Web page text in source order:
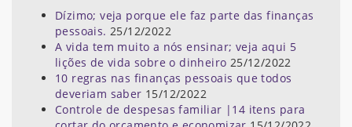
Dízimo; veja porque ele faz parte das finanças
pessoais. 25/12/2022
A vida tem muito a nós ensinar; veja aqui 5
lições de vida sobre o dinheiro 25/12/2022
10 regras nas finanças pessoais que todos
deveriam saber 15/12/2022
Controle de despesas familiar |14 itens para